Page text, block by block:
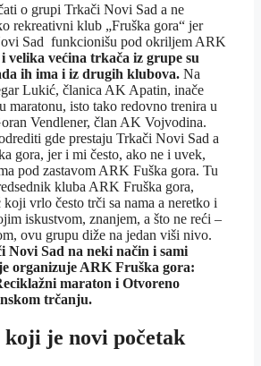
o grupi Trkači Novi Sad a ne
rekreativni klub „Fruška gora“ jer
Sad funkcionišu pod okriljem ARK
i velika većina trkača iz grupe su
ih ima i iz drugih klubova. Na
Lukić, članica AK Apatin, inače
maratonu, isto tako redovno trenira u
Vendlener, član AK Vojvodina.
gde prestaju Trkači Novi Sad a
gora, jer i mi često, ako ne i uvek,
pod zastavom ARK Fuška gora. Tu
kluba ARK Fruška gora,
vrlo često trči sa nama a neretko i
iskustvom, znanjem, a što ne reći –
ovu grupu diže na jedan viši nivo.
Novi Sad na neki način i sami
organizuje ARK Fruška gora:
maraton i Otvoreno
trčanju.
je novi početak